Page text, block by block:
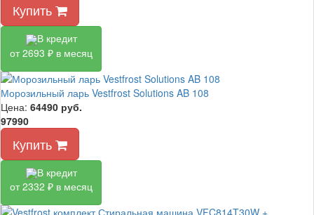
Купить
В кредит
от 2693 ₽ в месяц
Морозильный ларь Vestfrost Solutions AB 108
Цена: 64490 руб.
97990
Купить
В кредит
от 2332 ₽ в месяц